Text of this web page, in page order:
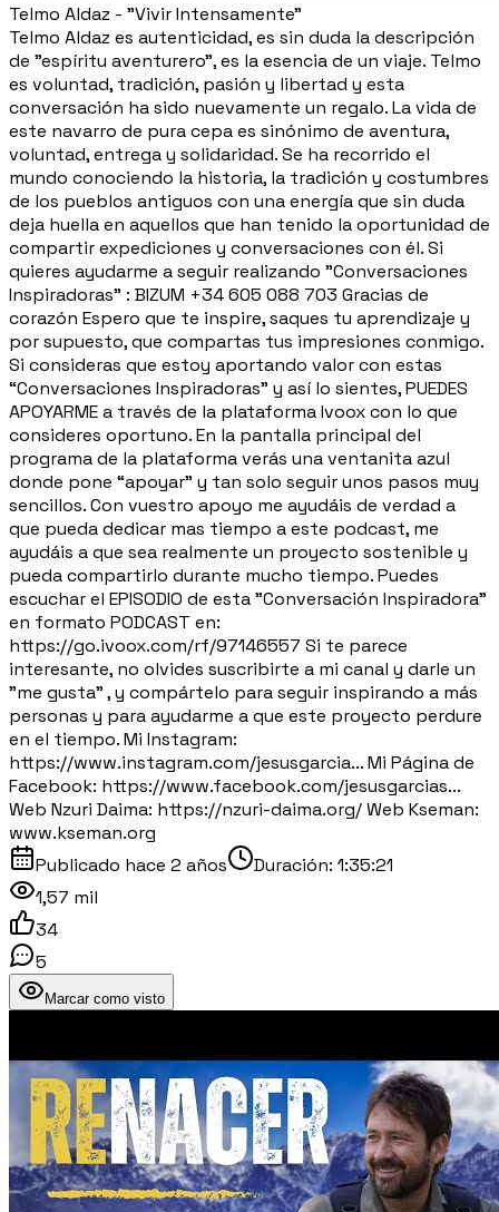
Telmo Aldaz - "Vivir Intensamente"
Telmo Aldaz es autenticidad, es sin duda la descripción
de "espíritu aventurero", es la esencia de un viaje. Telmo
es voluntad, tradición, pasión y libertad y esta
conversación ha sido nuevamente un regalo. La vida de
este navarro de pura cepa es sinónimo de aventura,
voluntad, entrega y solidaridad. Se ha recorrido el
mundo conociendo la historia, la tradición y costumbres
de los pueblos antiguos con una energía que sin duda
deja huella en aquellos que han tenido la oportunidad de
compartir expediciones y conversaciones con él. Si
quieres ayudarme a seguir realizando "Conversaciones
Inspiradoras" : BIZUM +34 605 088 703 Gracias de
corazón Espero que te inspire, saques tu aprendizaje y
por supuesto, que compartas tus impresiones conmigo.
Si consideras que estoy aportando valor con estas
“Conversaciones Inspiradoras” y así lo sientes, PUEDES
APOYARME a través de la plataforma Ivoox con lo que
consideres oportuno. En la pantalla principal del
programa de la plataforma verás una ventanita azul
donde pone “apoyar” y tan solo seguir unos pasos muy
sencillos. Con vuestro apoyo me ayudáis de verdad a
que pueda dedicar mas tiempo a este podcast, me
ayudáis a que sea realmente un proyecto sostenible y
pueda compartirlo durante mucho tiempo. Puedes
escuchar el EPISODIO de esta "Conversación Inspiradora"
en formato PODCAST en:
https://go.ivoox.com/rf/97146557 Si te parece
interesante, no olvides suscribirte a mi canal y darle un
"me gusta" , y compártelo para seguir inspirando a más
personas y para ayudarme a que este proyecto perdure
en el tiempo. Mi Instagram:
https://www.instagram.com/jesusgarcia... Mi Página de
Facebook: https://www.facebook.com/jesusgarcias...
Web Nzuri Daima: https://nzuri-daima.org/ Web Kseman:
www.kseman.org
Publicado hace 2 años Duración: 1:35:21
1,57 mil
34
5
Marcar como visto